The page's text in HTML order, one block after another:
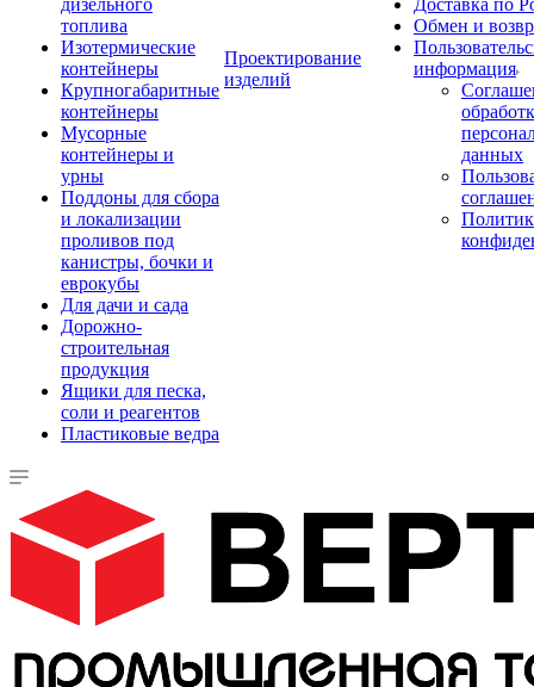
дизельного
топлива
Изотермические
контейнеры
Крупногабаритные
контейнеры
Мусорные
контейнеры и
урны
Поддоны для сбора
и локализации
проливов под
канистры, бочки и
еврокубы
Для дачи и сада
Дорожно-
строительная
продукция
Ящики для песка,
соли и реагентов
Пластиковые ведра
Проектирование
изделий
Доставка по
Обмен и
информация
данных